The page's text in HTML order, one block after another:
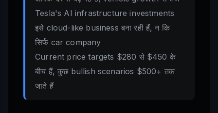
Tesla's AI infrastructure investments
इसे cloud-like business बना रही हैं, न कि
सिर्फ car company
Current price targets $280 से $450 के
बीच हैं, कुछ bullish scenarios $500+ तक
जाते हैं